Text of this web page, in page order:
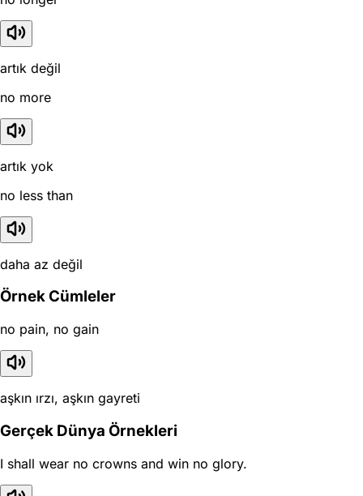
artık değil
no more
artık yok
no less than
daha az değil
Örnek Cümleler
no pain, no gain
aşkın ırzı, aşkın gayreti
Gerçek Dünya Örnekleri
I shall wear no crowns and win no glory.